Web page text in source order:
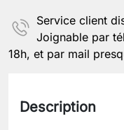
Service client
Joignable par
18h, et par mail
Description